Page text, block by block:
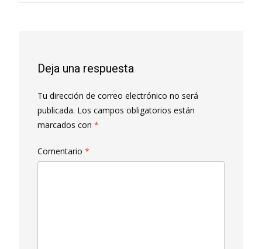
Deja una respuesta
Tu dirección de correo electrónico no será
publicada. Los campos obligatorios están
marcados con *
Comentario *